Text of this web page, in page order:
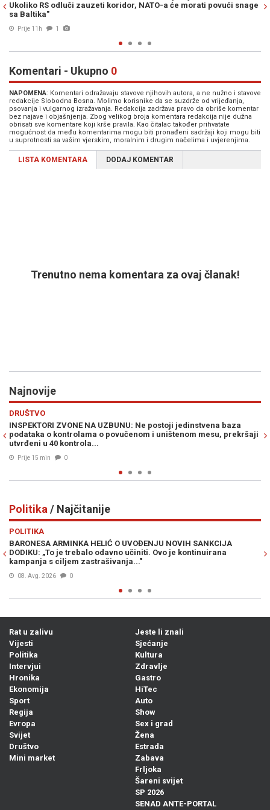
snage sukobu s činjenicama
Komentari - Ukupno 0
NAPOMENA: Komentari odražavaju stavove njihovih autora, a ne nužno i stavove
redakcije Slobodna Bosna. Molimo korisnike da se suzdrže od vrijeđanja,
psovanja i vulgarnog izražavanja. Redakcija zadržava pravo da obriše komentar
bez najave i objašnjenja. Zbog velikog broja komentara redakcija nije dužna
obrisati sve komentare koji krše pravila. Kao čitalac također prihvatate
mogućnost da među komentarima mogu biti pronađeni sadržaji koji mogu biti
u suprotnosti sa vašim vjerskim, moralnim i drugim načelima i uvjerenjima.
LISTA KOMENTARA DODAJ KOMENTAR
Trenutno nema komentara za ovaj članak!
Najnovije
baza
mesu, prekršaji
DOK MU NAD GLAVOM VISE SANKCIJE: Milorad
histeričnom napadu na "političko Sarajevo"...
Previous
Politika / Najčitanije
SANKCIJA
BODIROGA U GLAVU: "Cvijanovićka za počasnog
Panami imenovala Fatiha Kola — osobu povezanu s
kartelom „Tito i Dino“, u čijem je društvu uživao i
Rat u zalivu
Vijesti
Politika
Intervjui
Hronika
Ekonomija
Sport
Regija
Evropa
Svijet
Društvo
Mini market
Jeste li znali
Sjećanje
Kultura
Zdravlje
Gastro
HiTec
Auto
Show
Sex i grad
Žena
Estrada
Zabava
Frljoka
Šareni svijet
SP 2026
SENAD ANTE-PORTAL